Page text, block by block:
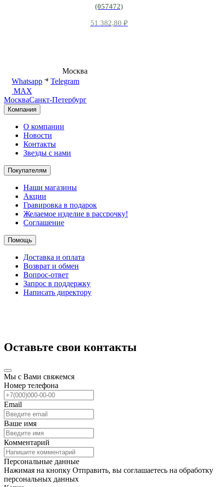
(057472)
51 382,80 ₽
Москва
Whatsapp
Telegram
MAX
МоскваСанкт-Петербург
Компания
О компании
Новости
Контакты
Звезды с нами
Покупателям
Наши магазины
Акции
Гравировка в подарок
Желаемое изделие в рассрочку!
Соглашение
Помощь
Доставка и оплата
Возврат и обмен
Вопрос-ответ
Запрос в поддержку
Написать директору
Оставьте свои контакты
Мы с Вами свяжемся
Номер телефона
Email
Ваше имя
Комментарий
Персональные данные
Нажимая на кнопку Отправить, вы соглашаетесь на обработку
персональных данных